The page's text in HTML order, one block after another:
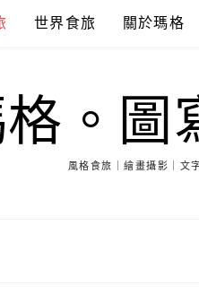
世界食旅 關於瑪格
。圖
風格食旅｜繪畫攝影｜文